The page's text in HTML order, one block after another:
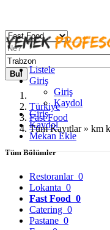
Listele
Giriş
Giriş
Kaydol
Giriş
Kaydol
Mekan Ekle
Bul
Türkiye
Fast Food
Tüm Kayıtlar » km
Tüm Bölümler
Restoranlar 0
Lokanta 0
Fast Food 0
Catering 0
Pastane 0